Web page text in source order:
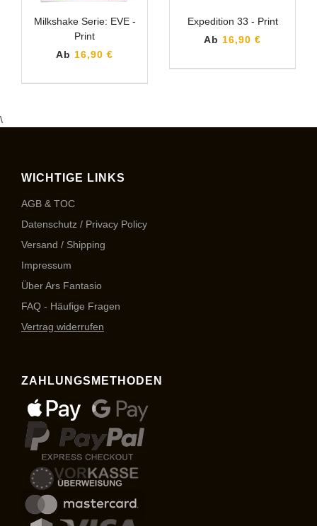
Milkshake Serie: EVE -
Print
Ab 16,90 €
Expedition 33 - Print
Ab 16,90 €
\
WICHTIGE LINKS
AGB & TOC
Datenschutz / Privacy Policy
Versand / Shipping
Impressum
Über Ars Fantasio
FAQ - Häufige Fragen
Vertrag widerrufen
ZAHLUNGSMETHODEN